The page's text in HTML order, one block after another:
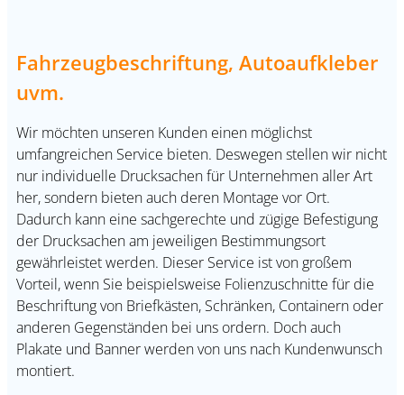
Fahrzeugbeschriftung, Autoaufkleber
uvm.
Wir möchten unseren Kunden einen möglichst
umfangreichen Service bieten. Deswegen stellen wir nicht
nur individuelle Drucksachen für Unternehmen aller Art
her, sondern bieten auch deren Montage vor Ort.
Dadurch kann eine sachgerechte und zügige Befestigung
der Drucksachen am jeweiligen Bestimmungsort
gewährleistet werden. Dieser Service ist von großem
Vorteil, wenn Sie beispielsweise Folienzuschnitte für die
Beschriftung von Briefkästen, Schränken, Containern oder
anderen Gegenständen bei uns ordern. Doch auch
Plakate und Banner werden von uns nach Kundenwunsch
montiert.